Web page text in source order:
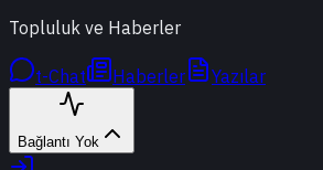
Topluluk ve Haberler
t-Chat Haberler Yazılar
Bağlantı Yok